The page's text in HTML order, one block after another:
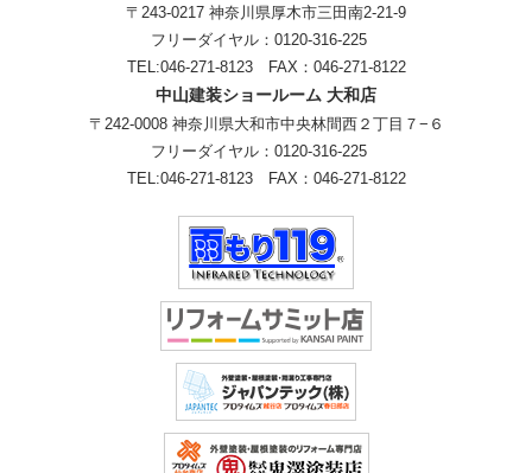
〒243-0217 神奈川県厚木市三田南2-21-9
フリーダイヤル： 0120-316-225
TEL:046-271-8123 FAX：046-271-8122
中山建装ショールーム 大和店
〒242-0008 神奈川県大和市中央林間西２丁目７−６
フリーダイヤル： 0120-316-225
TEL:046-271-8123 FAX：046-271-8122